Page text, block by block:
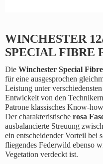
WINCHESTER 12/
SPECIAL FIBRE
Die Winchester Special
für eine ausgesprochen
Leistung unter
Entwickelt von den
Patrone klassisches Know-
Der charakteristische rosa
ausbalancierte Streuung
ein entscheidender Vorteil bei
fliegendes Federwild ebenso
Vegetation verdeckt ist.